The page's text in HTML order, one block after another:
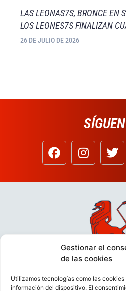
Gestionar el
de las cookies
Utilizamos tecnologías como las
información del dispositivo. El
LAS LEONAS7S, BRONCE EN
LOS LEONES7S FINALIZAN
26 DE JULIO DE 2026